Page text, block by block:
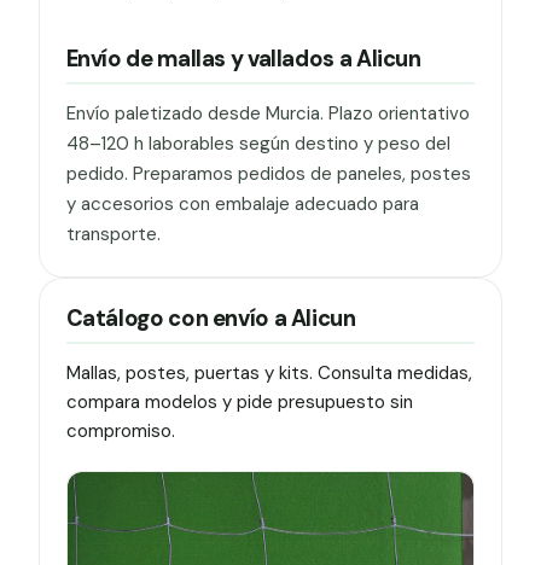
Envío de mallas y vallados a Alicun
Envío paletizado desde Murcia. Plazo orientativo
48–120 h laborables según destino y peso del
pedido. Preparamos pedidos de paneles, postes
y accesorios con embalaje adecuado para
transporte.
Catálogo con envío a Alicun
Mallas, postes, puertas y kits. Consulta medidas,
compara modelos y pide presupuesto sin
compromiso.